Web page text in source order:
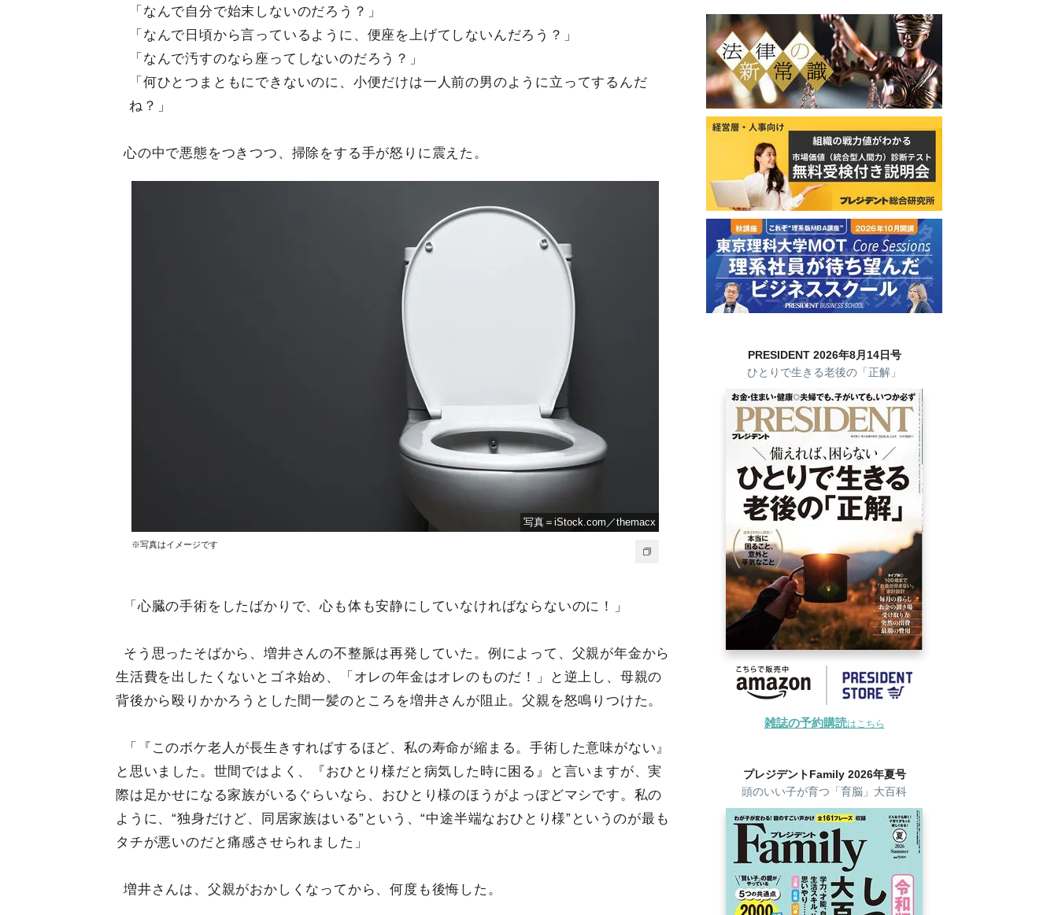
「なんで自分で始末しないのだろう？」
「なんで日頃から言っているように、便座を上げてしないんだろう？」
「なんで汚すのなら座ってしないのだろう？」
「何ひとつまともにできないのに、小便だけは一人前の男のように立ってするんだ
ね？」
心の中で悪態をつきつつ、掃除をする手が怒りに震えた。
写真＝iStock.com／themacx
※写真はイメージです
「心臓の手術をしたばかりで、心も体も安静にしていなければならないのに！」
そう思ったそばから、増井さんの不整脈は再発していた。例によって、父親が年金から
生活費を出したくないとゴネ始め、「オレの年金はオレのものだ！」と逆上し、母親の
背後から殴りかかろうとした間一髪のところを増井さんが阻止。父親を怒鳴りつけた。
「『このボケ老人が長生きすればするほど、私の寿命が縮まる。手術した意味がない』
と思いました。世間ではよく、『おひとり様だと病気した時に困る』と言いますが、実
際は足かせになる家族がいるぐらいなら、おひとり様のほうがよっぽどマシです。私の
ように、“独身だけど、同居家族はいる”という、“中途半端なおひとり様”というのが最も
タチが悪いのだと痛感させられました」
増井さんは、父親がおかしくなってから、何度も後悔した。
PRESIDENT 2026年8月14日号
ひとりで生きる老後の「正解」
雑誌の予約購読はこちら
プレジデントFamily 2026年夏号
頭のいい子が育つ「育脳」大百科